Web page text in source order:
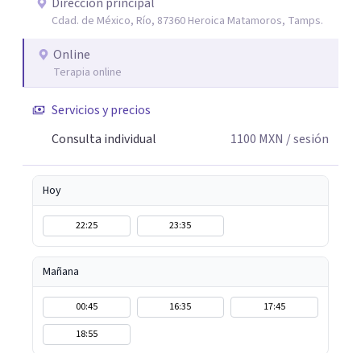
entendiendo que cada proceso terapéutico es único y
requiere una mirada personalizada.
Cdad. de México, Río, 87360 Heroica Matamoros, Tamps.
Online
Terapia online
Servicios y precios
Consulta individual
1100 MXN / sesión
Hoy
22:25 23:35
Mañana
00:45 16:35
17:45
18:55